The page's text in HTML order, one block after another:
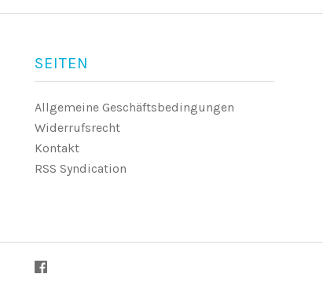
SEITEN
Allgemeine Geschäftsbedingungen
Widerrufsrecht
Kontakt
RSS Syndication